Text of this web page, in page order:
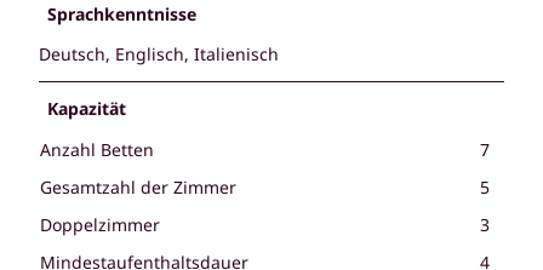
Sprachkenntnisse
Deutsch, Englisch, Italienisch
Kapazität
Anzahl Betten
7
Gesamtzahl der Zimmer
5
Doppelzimmer
3
Mindestaufenthaltsdauer
4